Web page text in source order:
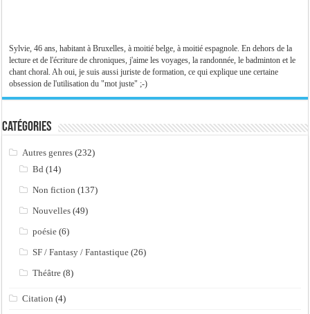
Sylvie, 46 ans, habitant à Bruxelles, à moitié belge, à moitié espagnole. En dehors de la
lecture et de l'écriture de chroniques, j'aime les voyages, la randonnée, le badminton et le
chant choral. Ah oui, je suis aussi juriste de formation, ce qui explique une certaine
obsession de l'utilisation du "mot juste" ;-)
Catégories
Autres genres (232)
Bd (14)
Non fiction (137)
Nouvelles (49)
poésie (6)
SF / Fantasy / Fantastique (26)
Théâtre (8)
Citation (4)